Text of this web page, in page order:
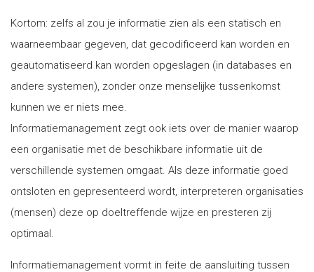
Kortom: zelfs al zou je informatie zien als een statisch en
waarneembaar gegeven, dat gecodificeerd kan worden en
geautomatiseerd kan worden opgeslagen (in databases en
andere systemen), zonder onze menselijke tussenkomst
kunnen we er niets mee.
Informatiemanagement zegt ook iets over de manier waarop
een organisatie met de beschikbare informatie uit de
verschillende systemen omgaat. Als deze informatie goed
ontsloten en gepresenteerd wordt, interpreteren organisaties
(mensen) deze op doeltreffende wijze en presteren zij
optimaal.
Informatiemanagement vormt in feite de aansluiting tussen